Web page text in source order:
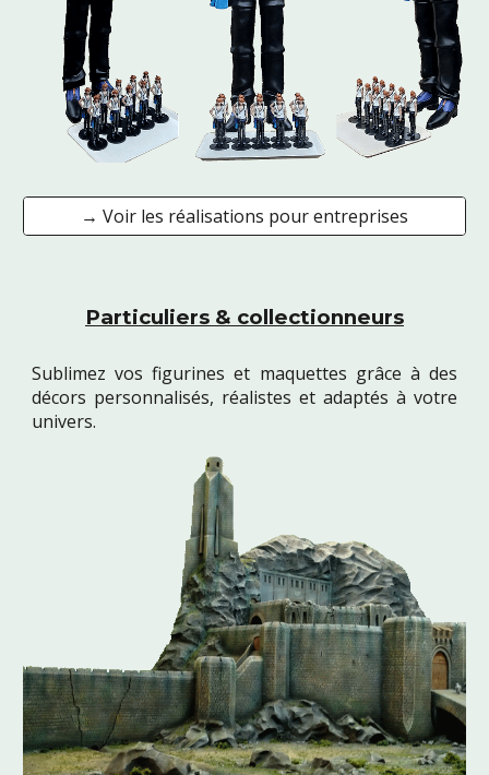
→ Voir les réalisations pour entreprises
Particuliers & collectionneurs
Sublimez vos figurines et maquettes grâce à des
décors personnalisés, réalistes et adaptés à votre
univers.